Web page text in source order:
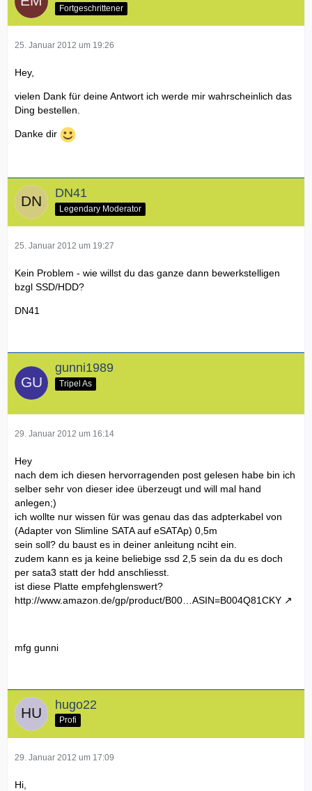
Fortgeschrittener
25. Januar 2012 um 19:26
Hey,
vielen Dank für deine Antwort ich werde mir wahrscheinlich das
Ding bestellen.
Danke dir
DN41
Legendary Moderator
25. Januar 2012 um 19:27
Kein Problem - wie willst du das ganze dann bewerkstelligen
bzgl SSD/HDD?
DN41
gunni1989
Tripel As
29. Januar 2012 um 16:14
Hey
nach dem ich diesen hervorragenden post gelesen habe bin ich
selber sehr von dieser idee überzeugt und will mal hand
anlegen;)
ich wollte nur wissen für was genau das das adpterkabel von
(Adapter von Slimline SATA auf eSATAp) 0,5m
sein soll? du baust es in deiner anleitung nciht ein.
zudem kann es ja keine beliebige ssd 2,5 sein da du es doch
per sata3 statt der hdd anschliesst.
ist diese Platte empfehglenswert?
http://www.amazon.de/gp/product/B00…ASIN=B004Q81CKY
mfg gunni
hugo22
Profi
29. Januar 2012 um 17:09
Hi,